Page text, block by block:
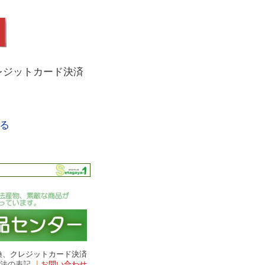
ットカード決済
クレジットカード決済